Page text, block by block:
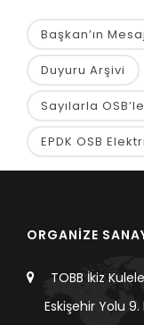
Başkan’ın
Duyuru Arşivi
Sayılarla
EPDK OSB
ORGANİZE
TOBB İkiz
Eskişehir Yolu